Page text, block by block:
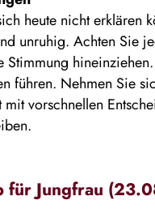
heute nicht erklären
unruhig. Achten Sie
führen. Nehmen Sie
vorschnellen
für Jungfrau